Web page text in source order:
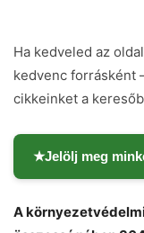
Ha kedveled az
kedvenc forrásként
cikkeinket a
★Jelölj meg
A